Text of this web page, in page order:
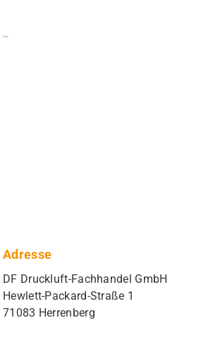
Adresse
DF Druckluft-Fachhandel GmbH
Hewlett-Packard-Straße 1
71083 Herrenberg